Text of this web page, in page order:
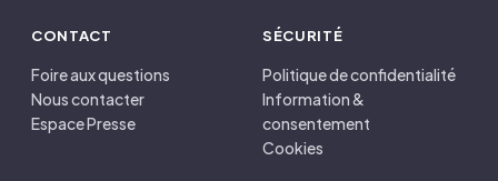
CONTACT
Foire aux questions
Nous contacter
Espace Presse
SÉCURITÉ
Politique de confidentialité
Information &
consentement
Cookies